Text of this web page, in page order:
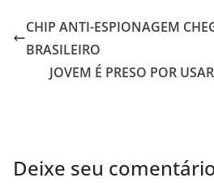
CHIP ANTI-ESPIONAGEM
BRASILEIRO
JOVEM É PRESO POR
Deixe seu